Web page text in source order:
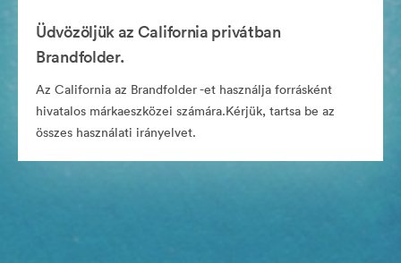
Üdvözöljük az California privátban
Brandfolder.
Az California az Brandfolder -et használja forrásként
hivatalos márkaeszközei számára.Kérjük, tartsa be az
összes használati irányelvet.